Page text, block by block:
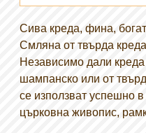
Сива креда, фина,
Смляна от твърда
Независимо дали креда
шампанско или от
се използват успешно
църковна живопис,